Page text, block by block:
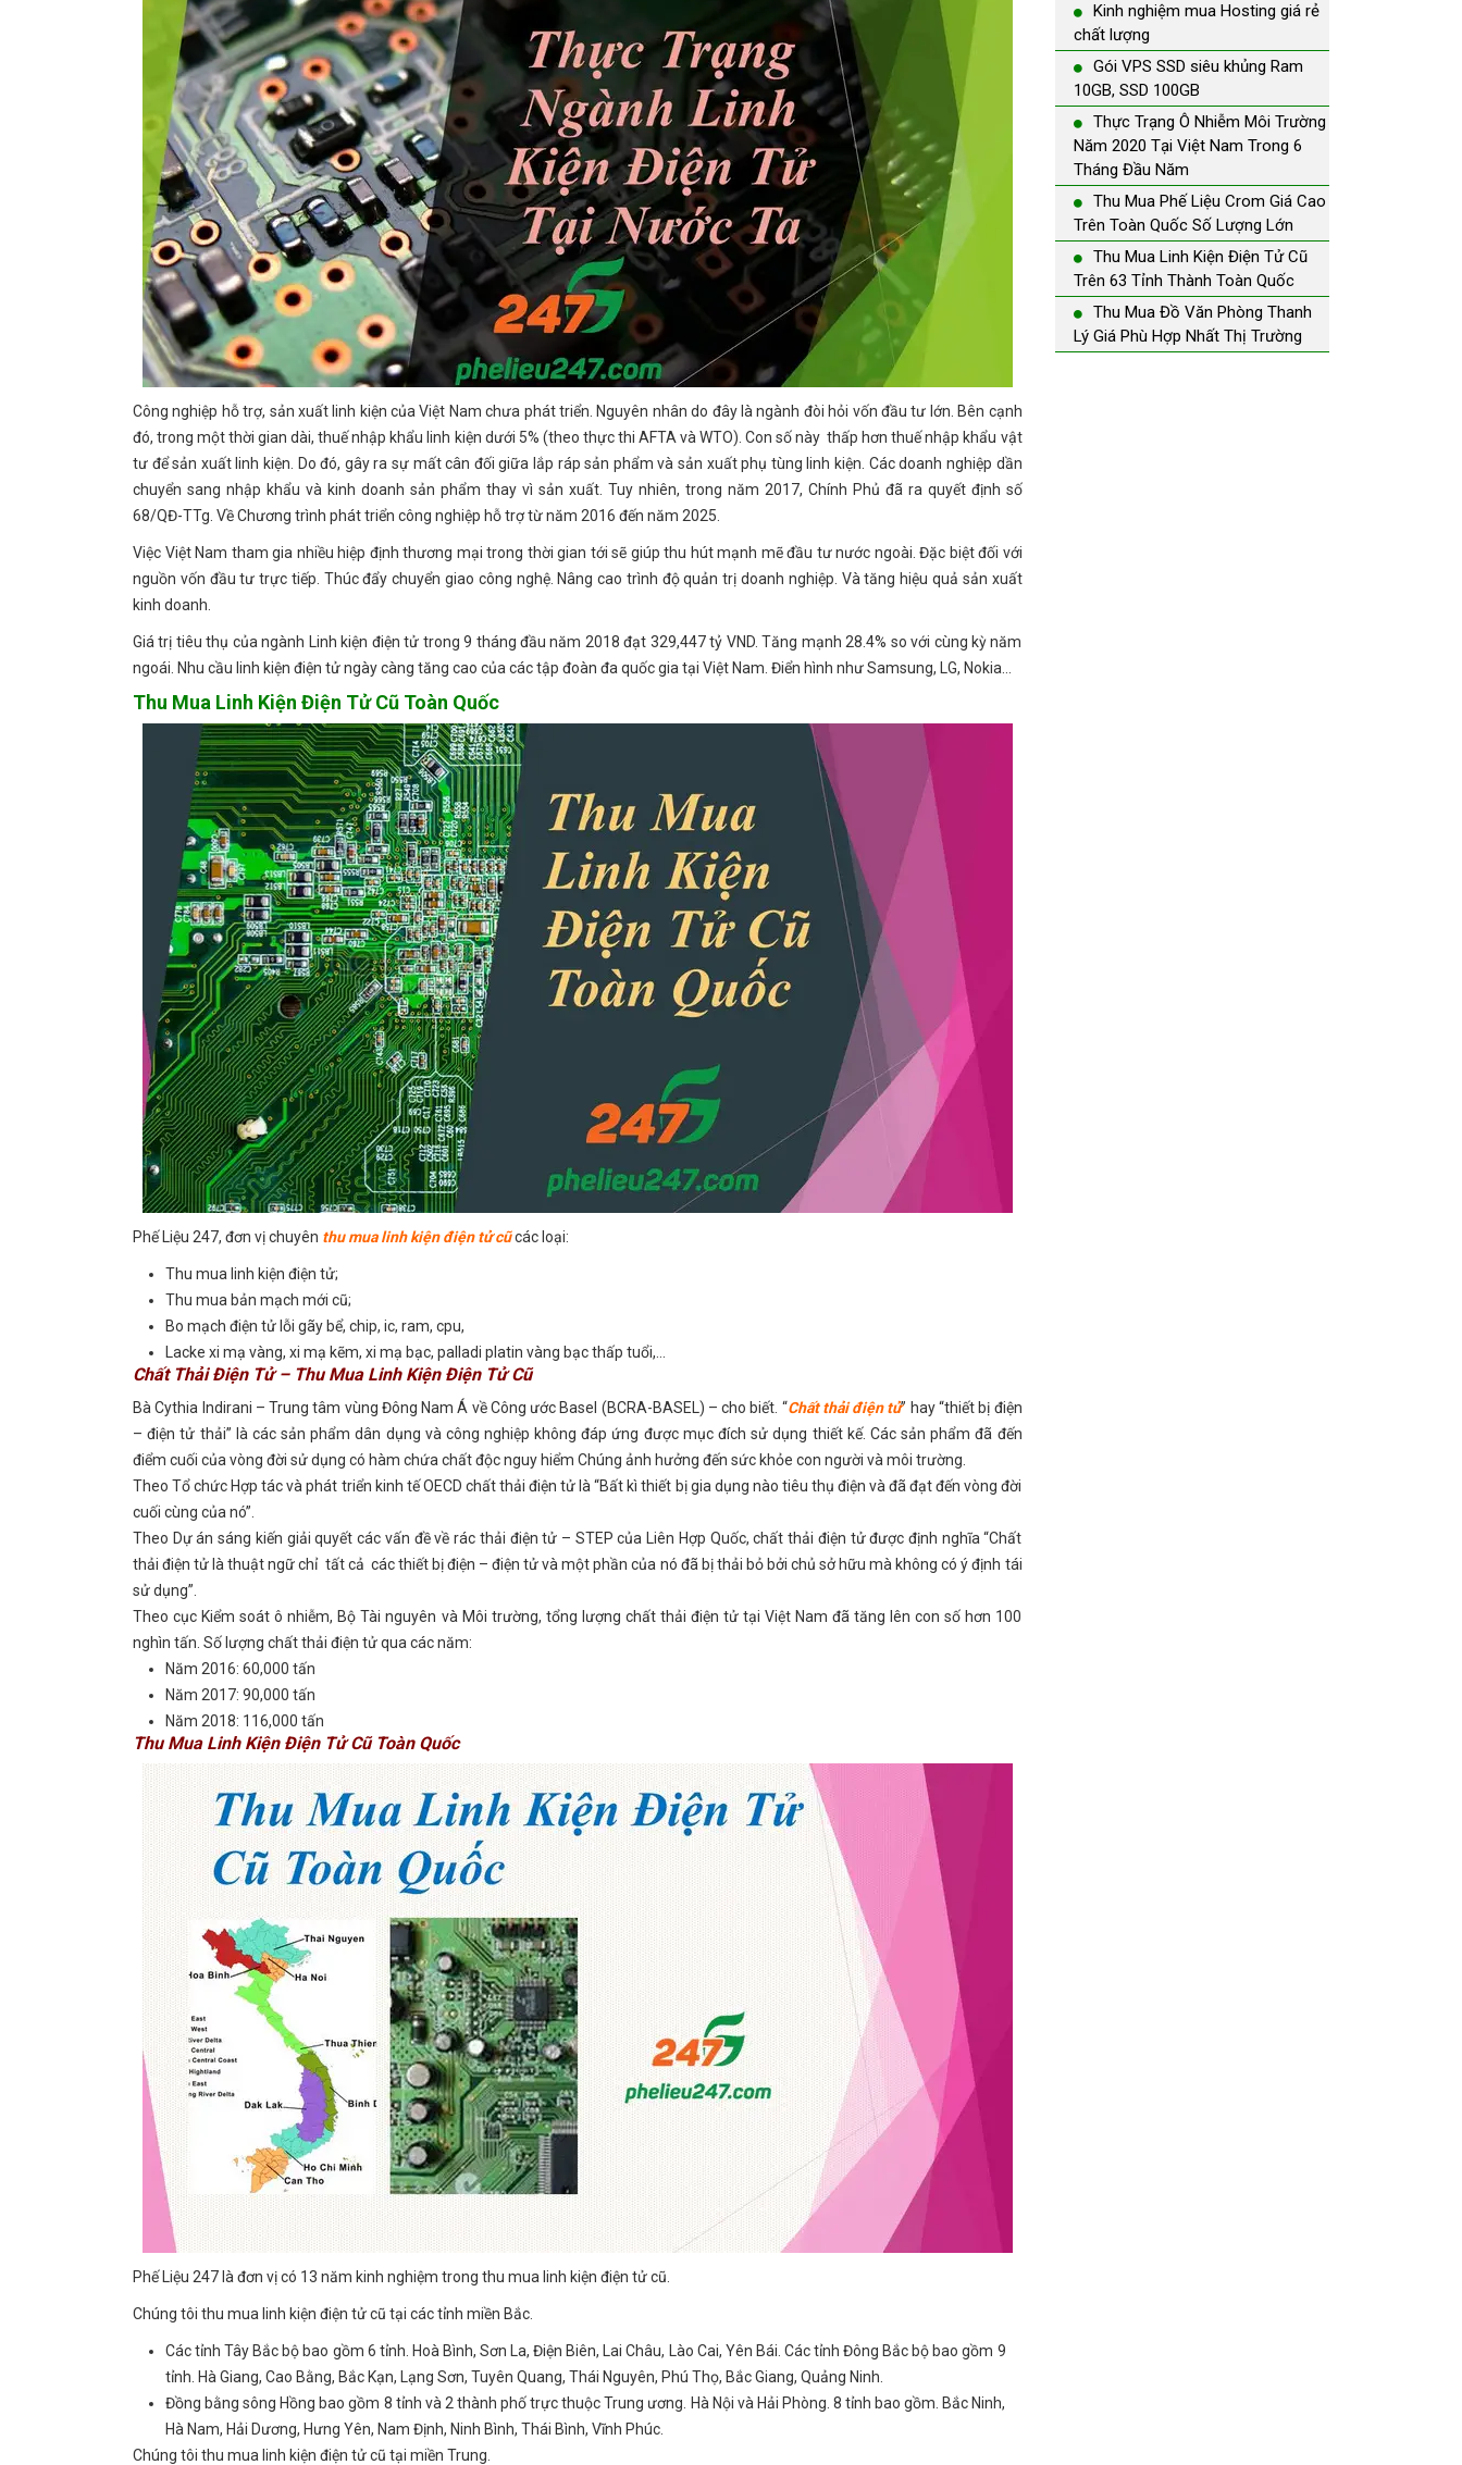
Công nghiệp hỗ trợ, sản xuất linh kiện của Việt Nam chưa phát triển. Nguyên nhân do đây là ngành đòi hỏi vốn đầu tư lớn. Bên cạnh
đó, trong một thời gian dài, thuế nhập khẩu linh kiện dưới 5% (theo thực thi AFTA và WTO). Con số này thấp hơn thuế nhập khẩu vật
tư để sản xuất linh kiện. Do đó, gây ra sự mất cân đối giữa lắp ráp sản phẩm và sản xuất phụ tùng linh kiện. Các doanh nghiệp dần
chuyển sang nhập khẩu và kinh doanh sản phẩm thay vì sản xuất. Tuy nhiên, trong năm 2017, Chính Phủ đã ra quyết định số
68/QĐ-TTg. Về Chương trình phát triển công nghiệp hỗ trợ từ năm 2016 đến năm 2025.
Việc Việt Nam tham gia nhiều hiệp định thương mại trong thời gian tới sẽ giúp thu hút mạnh mẽ đầu tư nước ngoài. Đặc biệt đối với
nguồn vốn đầu tư trực tiếp. Thúc đẩy chuyển giao công nghệ. Nâng cao trình độ quản trị doanh nghiệp. Và tăng hiệu quả sản xuất
kinh doanh.
Giá trị tiêu thụ của ngành Linh kiện điện tử trong 9 tháng đầu năm 2018 đạt 329,447 tỷ VND. Tăng mạnh 28.4% so với cùng kỳ năm
ngoái. Nhu cầu linh kiện điện tử ngày càng tăng cao của các tập đoàn đa quốc gia tại Việt Nam. Điển hình như Samsung, LG, Nokia…
Thu Mua Linh Kiện Điện Tử Cũ Toàn Quốc
Phế Liệu 247, đơn vị chuyên thu mua linh kiện điện tử cũcác loại:
Thu mua linh kiện điện tử;
Thu mua bản mạch mới cũ;
Bo mạch điện tử lỗi gãy bể, chip, ic, ram, cpu,
Lacke xi mạ vàng, xi mạ kẽm, xi mạ bạc, palladi platin vàng bạc thấp tuổi,…
Chất Thải Điện Tử – Thu Mua Linh Kiện Điện Tử Cũ
Bà Cythia Indirani – Trung tâm vùng Đông Nam Á về Công ước Basel (BCRA-BASEL) – cho biết. “Chất thải điện tử” hay “thiết bị điện
– điện tử thải” là các sản phẩm dân dụng và công nghiệp không đáp ứng được mục đích sử dụng thiết kế. Các sản phẩm đã đến
điểm cuối của vòng đời sử dụng có hàm chứa chất độc nguy hiểm Chúng ảnh hưởng đến sức khỏe con người và môi trường.
Theo Tổ chức Hợp tác và phát triển kinh tế OECD chất thải điện tử là “Bất kì thiết bị gia dụng nào tiêu thụ điện và đã đạt đến vòng đời
cuối cùng của nó”.
Theo Dự án sáng kiến giải quyết các vấn đề về rác thải điện tử – STEP của Liên Hợp Quốc, chất thải điện tử được định nghĩa “Chất
thải điện tử là thuật ngữ chỉ tất cả các thiết bị điện – điện tử và một phần của nó đã bị thải bỏ bởi chủ sở hữu mà không có ý định tái
sử dụng”.
Theo cục Kiểm soát ô nhiễm, Bộ Tài nguyên và Môi trường, tổng lượng chất thải điện tử tại Việt Nam đã tăng lên con số hơn 100
nghìn tấn. Số lượng chất thải điện tử qua các năm:
Năm 2016: 60,000 tấn
Năm 2017: 90,000 tấn
Năm 2018: 116,000 tấn
Thu Mua Linh Kiện Điện Tử Cũ Toàn Quốc
Phế Liệu 247 là đơn vị có 13 năm kinh nghiệm trong thu mua linh kiện điện tử cũ.
Chúng tôi thu mua linh kiện điện tử cũ tại các tỉnh miền Bắc.
Các tỉnh Tây Bắc bộ bao gồm 6 tỉnh. Hoà Bình, Sơn La, Điện Biên, Lai Châu, Lào Cai, Yên Bái. Các tỉnh Đông Bắc bộ bao gồm 9
tỉnh. Hà Giang, Cao Bằng, Bắc Kạn, Lạng Sơn, Tuyên Quang, Thái Nguyên, Phú Thọ, Bắc Giang, Quảng Ninh.
Đồng bằng sông Hồng bao gồm 8 tỉnh và 2 thành phố trực thuộc Trung ương. Hà Nội và Hải Phòng. 8 tỉnh bao gồm. Bắc Ninh,
Hà Nam, Hải Dương, Hưng Yên, Nam Định, Ninh Bình, Thái Bình, Vĩnh Phúc.
Chúng tôi thu mua linh kiện điện tử cũ tại miền Trung.
Kinh nghiệm mua Hosting giá rẻ
chất lượng
Gói VPS SSD siêu khủng Ram
10GB, SSD 100GB
Thực Trạng Ô Nhiễm Môi Trường
Năm 2020 Tại Việt Nam Trong 6
Tháng Đầu Năm
Thu Mua Phế Liệu Crom Giá Cao
Trên Toàn Quốc Số Lượng Lớn
Thu Mua Linh Kiện Điện Tử Cũ
Trên 63 Tỉnh Thành Toàn Quốc
Thu Mua Đồ Văn Phòng Thanh
Lý Giá Phù Hợp Nhất Thị Trường